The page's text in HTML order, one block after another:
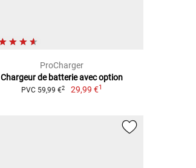
ProCharger
Chargeur de batterie avec option
PVC 59,99 €2 29,99 €1